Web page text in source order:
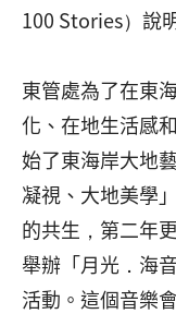
100 Stories）說
東管處為了在東
化、在地生活感
始了東海岸大地
凝視、大地美學
的共生，第二年
舉辦「月光．海
活動。這個音樂